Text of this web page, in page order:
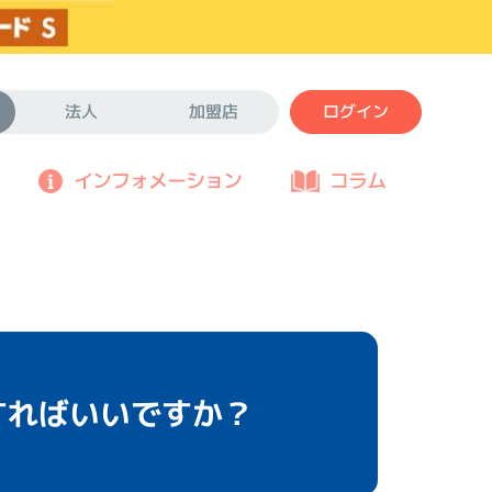
法人 加盟店 ログイン
インフォメーション コラム
ばいいですか？